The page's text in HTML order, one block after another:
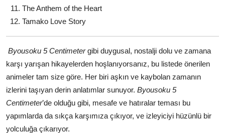
The Anthem of the Heart
Tamako Love Story
Byousoku 5 Centimetergibi duygusal, nostalji dolu ve zamana
karşı yarışan hikayelerden hoşlanıyorsanız, bu listede önerilen
animeler tam size göre. Her biri aşkın ve kaybolan zamanın
izlerini taşıyan derin anlatımlar sunuyor. Byousoku 5
Centimeter’de olduğu gibi, mesafe ve hatıralar teması bu
yapımlarda da sıkça karşımıza çıkıyor, ve izleyiciyi hüzünlü bir
yolculuğa çıkarıyor.